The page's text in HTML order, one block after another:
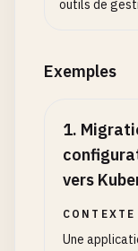
outils de
Exemples
1.
vers
CONTEXTE
Une